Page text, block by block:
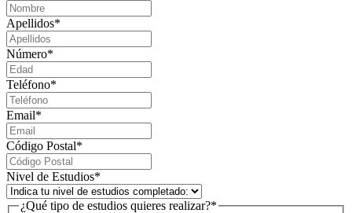
Apellidos*
Número*
Teléfono*
Email*
Código Postal*
Nivel de Estudios*
¿Qué tipo de estudios quieres realizar?*